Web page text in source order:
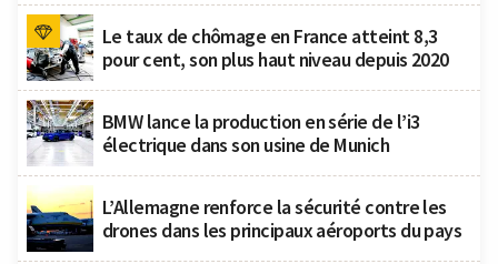
Le taux de chômage en France atteint 8,3
pour cent, son plus haut niveau depuis 2020
BMW lance la production en série de l’i3
électrique dans son usine de Munich
L’Allemagne renforce la sécurité contre les
drones dans les principaux aéroports du pays